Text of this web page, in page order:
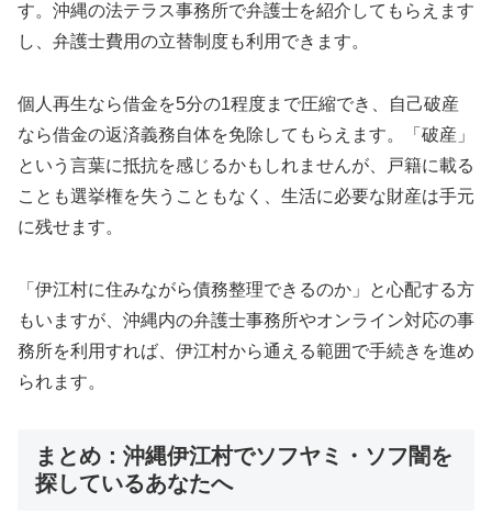
す。沖縄の法テラス事務所で弁護士を紹介してもらえます
し、弁護士費用の立替制度も利用できます。
個人再生なら借金を5分の1程度まで圧縮でき、自己破産
なら借金の返済義務自体を免除してもらえます。「破産」
という言葉に抵抗を感じるかもしれませんが、戸籍に載る
ことも選挙権を失うこともなく、生活に必要な財産は手元
に残せます。
「伊江村に住みながら債務整理できるのか」と心配する方
もいますが、沖縄内の弁護士事務所やオンライン対応の事
務所を利用すれば、伊江村から通える範囲で手続きを進め
られます。
まとめ：沖縄伊江村でソフヤミ・ソフ闇を
探しているあなたへ